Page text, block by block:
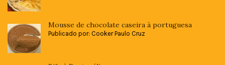
Mousse de chocolate caseira à portuguesa
Publicado por: Cooker Paulo Cruz